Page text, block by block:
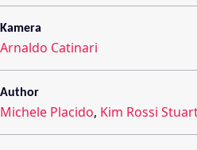
Kamera
Arnaldo Catinari
Author
Michele Placido, Kim Rossi